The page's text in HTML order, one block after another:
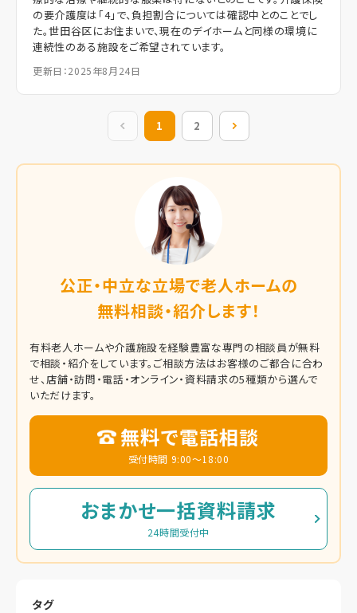
の要介護度は「4」で、負担割合については確認中とのことでし
た。世田谷区にお住まいで、現在のデイホームと同様の環境に
連続性のある施設をご希望されています。
更新日：2025年8月24日
前の10件
1 2
公正・中立な立場で老人ホームの
無料相談・紹介します！
有料老人ホームや介護施設を経験豊富な専門の相談員が無料
で相談・紹介をしています。 ご相談方法はお客様のご都合に合わ
せ、店舗・訪問・電話・オンライン・資料請求の5種類から選んで
いただけます。
無料で電話相談
受付時間 9:00～18:00
おまかせ一括資料請求
24時間受付中
タグ